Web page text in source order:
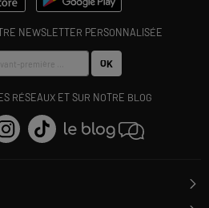
NEWSLETTER PERSONNALISÉE
OK
RÉSEAUX ET SUR NOTRE BLOG